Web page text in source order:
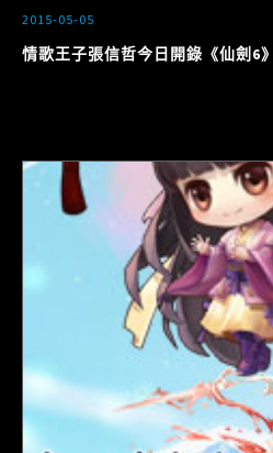
2015-05-05
情歌王子張信哲今日開錄《仙劍6